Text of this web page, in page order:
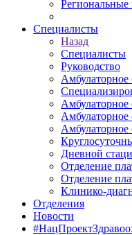
Региональные
Специалисты
Назад
Специалисты
Руководство
Дневной
Отделение
Отделение
Клинико-
Отделения
Новости